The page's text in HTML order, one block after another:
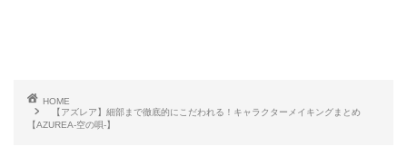
HOME
【アズレア】細部まで徹底的にこだわれる！キャラクターメイキングまとめ
【AZUREA-空の唄-】